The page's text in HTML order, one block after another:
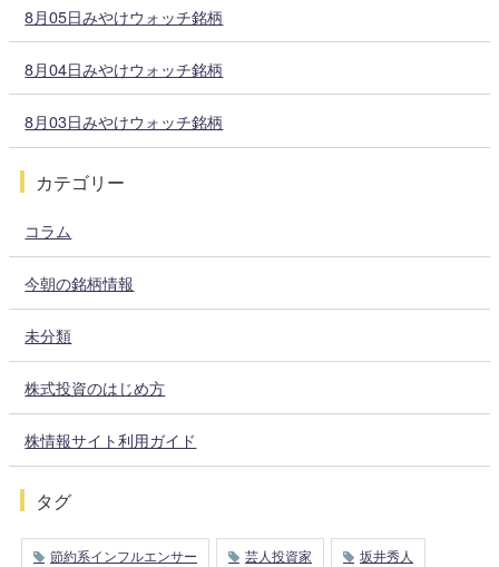
8月05日みやけウォッチ銘柄
8月04日みやけウォッチ銘柄
8月03日みやけウォッチ銘柄
カテゴリー
コラム
今朝の銘柄情報
未分類
株式投資のはじめ方
株情報サイト利用ガイド
タグ
節約系インフルエンサー 芸人投資家 坂井秀人